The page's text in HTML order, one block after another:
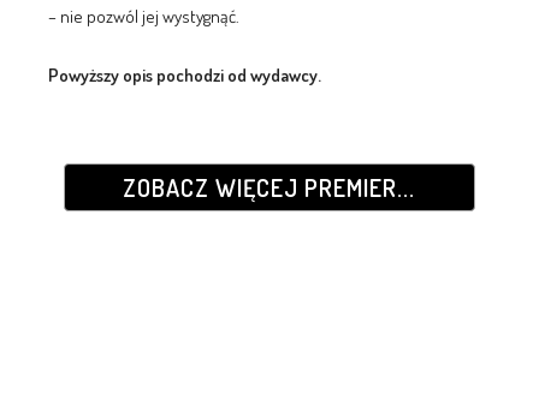
– nie pozwól jej wystygnąć.
Powyższy opis pochodzi od wydawcy.
ZOBACZ WIĘCEJ PREMIER...